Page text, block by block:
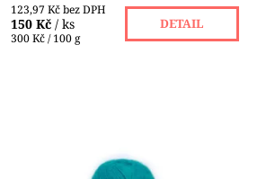
123,97 Kč bez DPH
150 Kč / ks
300 Kč / 100 g
DETAIL
Lehoučká, ale teploučká příze firmy